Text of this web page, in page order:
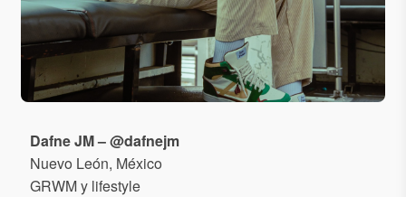
Dafne JM – @dafnejm
Nuevo León, México
GRWM y lifestyle